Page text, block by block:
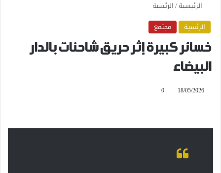
الرئيسية/الرئسية
الرئسية
مجتمع
خسائر كبيرة إثر حريق شاحنات بالدار
البيضاء
18/05/2026
0